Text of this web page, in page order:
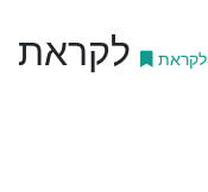
לקראת לקראת